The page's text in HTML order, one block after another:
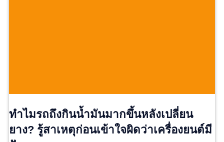
ทำไมรถถึงกินน้ำมันมากขึ้นหลังเปลี่ยน
ยาง? รู้สาเหตุก่อนเข้าใจผิดว่าเครื่องยนต์มี